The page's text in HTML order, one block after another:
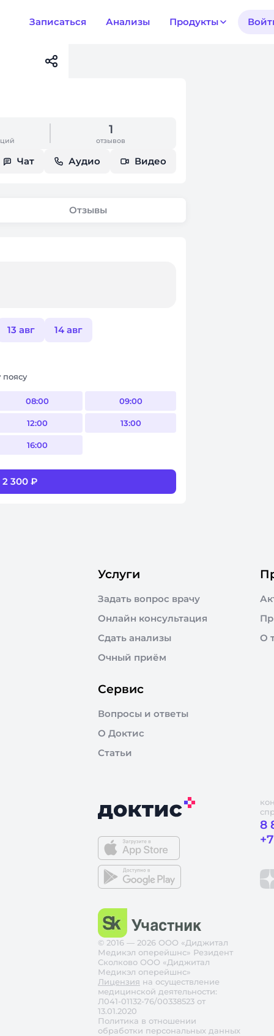
Записаться Анализы Продукты
1
отзывов
Чат Аудио Видео
Отзывы
13 авг 14 авг
поясу
08:00 09:00
12:00 13:00
16:00
2 300 ₽
Услуги
Задать вопрос врачу
Онлайн консультация
Сдать анализы
Очный приём
О
Сервис
Вопросы и ответы
О Доктис
Статьи
8
© 2016 — 2026 ООО «Диджитал
Медикэл оперейшнс» Резидент
Сколково ООО «Диджитал
Медикэл оперейшнс»
Лицензия на осуществление
медицинской деятельности:
Л041-01132-76/00338523 от
13.01.2020
Политика в отношении
обработки персональных данных